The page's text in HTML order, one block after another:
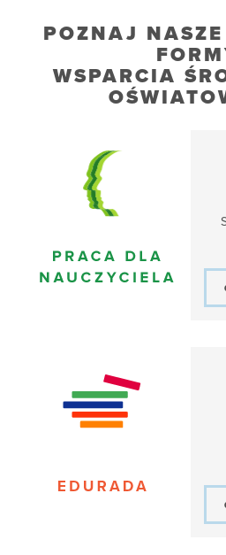
POZNAJ
WSPARCIA